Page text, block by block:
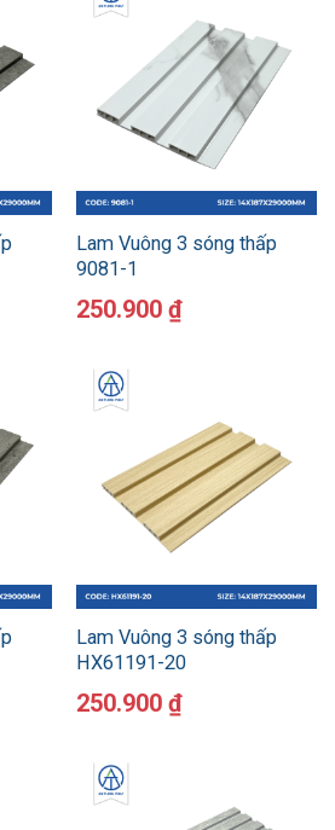
Lam Vuông 3 sóng thấp
9081-1
250.900 ₫
Lam Vuông 3 sóng thấp
HX61191-20
250.900 ₫